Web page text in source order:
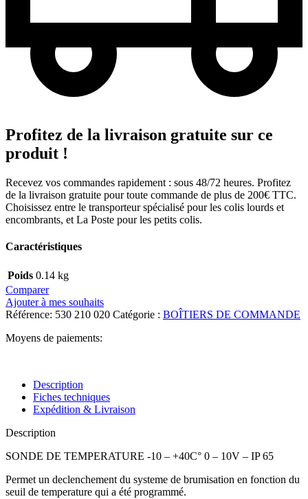
Profitez de la livraison gratuite sur ce
produit !
Recevez vos commandes rapidement : sous 48/72 heures. Profitez
de la livraison gratuite pour toute commande de plus de 200€ TTC.
Choisissez entre le transporteur spécialisé pour les colis lourds et
encombrants, et La Poste pour les petits colis.
Caractéristiques
Poids 0.14 kg
Comparer
Ajouter à mes souhaits
Référence: 530 210 020 Catégorie : BOÎTIERS DE COMMANDE
Moyens de paiements:
Description
Fiches techniques
Expédition & Livraison
Description
SONDE DE TEMPERATURE -10 – +40C° 0 – 10V – IP 65
Permet un declenchement du systeme de brumisation en fonction du
seuil de temperature qui a été programmé.